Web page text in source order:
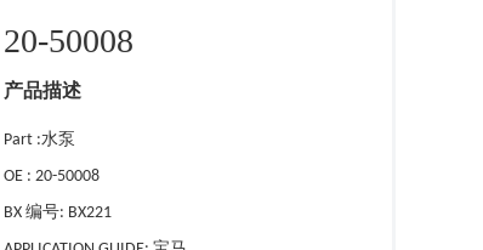
20-50008
产品描述
Part :水泵
OE : 20-50008
BX 编号: BX221